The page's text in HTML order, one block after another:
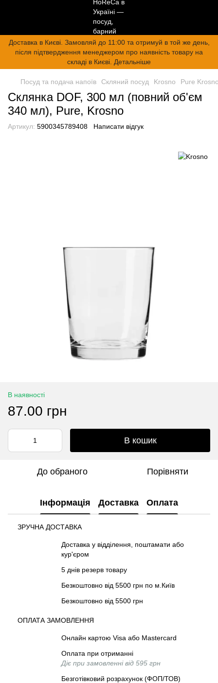
Доставка в Києві. Замовляй до 11:00 та отримуй в той же день,
після підтвердження менеджером про наявність товару на
складі в Києві. Детальніше
Посуд та подача напоїв Скляний посуд Krosno Pure
Склянка DOF, 300 мл (повний об'єм
340 мл), Pure, Krosno
Артикул: 5900345789408 Написати відгук
В наявності
87.00 грн
В кошик
До обраного Порівняти
Інформація Доставка Оплата
ЗРУЧНА ДОСТАВКА
Доставка у відділення, поштамати або
кур'єром
5 днів резерв товару
Безкоштовно від 5500 грн по м.Київ
Безкоштовно від 5500 грн
ОПЛАТА ЗАМОВЛЕННЯ
Онлайн картою Visa або Mastercard
Оплата при отриманні
Діє при замовленні від 595 грн
Безготівковий розрахунок (ФОП/ТОВ)